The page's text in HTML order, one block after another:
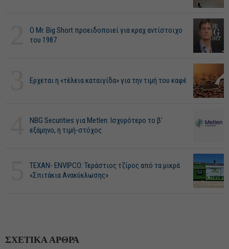
O Mr. Big Short προειδοποιεί για κραχ αντίστοιχο
του 1987
Ερχεται η «τέλεια καταιγίδα» για την τιμή του καφέ
NBG Securities για Metlen: Ισχυρότερο το β'
εξάμηνο, η τιμή-στόχος
ΤΕΧΑΝ- ENVIPCO: Τεράστιος τζίρος από τα μικρά
«Σπιτάκια Ανακύκλωσης»
ΣΧΕΤΙΚΑ ΑΡΘΡΑ